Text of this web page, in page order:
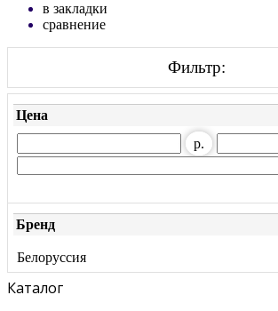
в закладки
сравнение
Фильтр:
Цена
р.
Бренд
Белоруссия
Каталог